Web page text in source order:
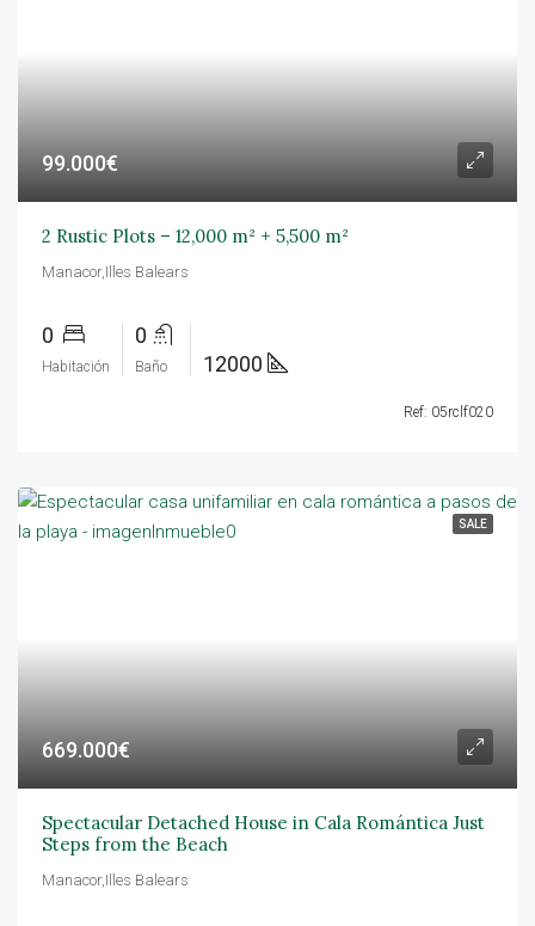
99.000€
2 Rustic Plots – 12,000 m² + 5,500 m²
Manacor,Illes Balears
0
Habitación
0
Baño 12000
Ref: 05rclf020
SALE
669.000€
Spectacular Detached House in Cala Romántica Just
Steps from the Beach
Manacor,Illes Balears